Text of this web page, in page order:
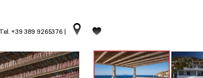
Tel. +39 389 9265376 |